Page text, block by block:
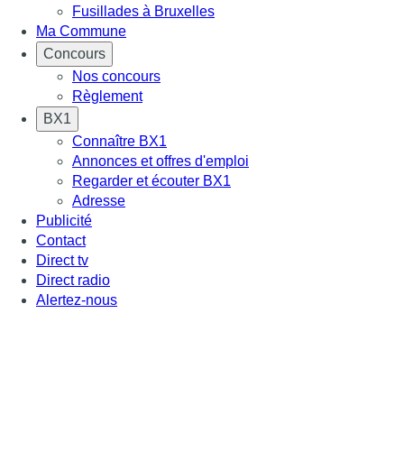
Fusillades à Bruxelles
Ma Commune
Concours
Nos concours
Règlement
BX1
Connaître BX1
Annonces et offres d'emploi
Regarder et écouter BX1
Adresse
Publicité
Contact
Direct tv
Direct radio
Alertez-nous